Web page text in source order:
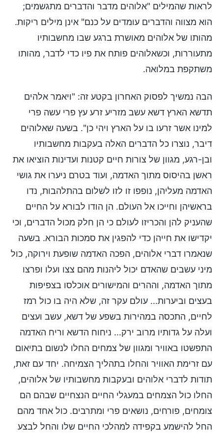
לראות שהמילים "אלוהים מדבר והדברים מתגשמים;
הוא מצווה והדברים עומדים על כנם" אינן מילים ריקות.
מהותו של אלוהים מאושרת ברגע שבו מחשבותיו
מתעוררות, וכשאלוהים פותח את פיו כדי לדבר, מהותו
משתקפת במלואה.
הבה נמשיך לפסוק האחרון בקטע זה: "ויאמר אלהים
תדשא הארץ דשא עשב מזריע זרע עץ פרי עשה פרי
למינו אשר זרעו בו על הארץ ויהי כן". בשעה שאלוהים
דיבר, נוצרו כל הדברים האלה בעקבות מחשבותיו
ובן-רגע, מגוון של צורות חיים קטנות ועדינות הוציאו את
ראשן בהיסוס מתוך האדמה, ועוד בטרם ניערו את גושי
האדמה מעליהן, נופפו זו לזו לשלום בהתלהבות, נדו
בראשיהן וחייכו אל העולם. הן הודו לבורא על החיים
שהעניק להן והכריזו לעולם כי הן חלק מכול הדברים, וכי
יקדישו את חייהן כדי להפגין את סמכות הבורא. בשעה
שנאמרו דברי אלוהים, הפכה האדמה שופעת וירוקה, כול
מיני עשבים שהאדם יכול ליהנות מהם צצו ועלו ופרצו
מתוך האדמה, וההרים והמישורים אוכלסו בצפיפות
בעצים וביערות... עולם עקר זה, שלא היה בו כול רמז
לחיים, התכסה במהירות בשפע של דשא, עשב ועצים
ועלה על גדותיו מרוב ירק... ניחוח הדשא וריח האדמה
התפשטו באוויר ומגוון של צמחים החלו לנשום בתיאום
עם זרימת האוויר והחלו בתהליך הצמיחה. יחד עם זאת,
תודות לדברי אלוהים ובעקבות מחשבותיו של אלוהים,
החלו כול הצמחים במעגלי החיים הנצחיים שבהם הם
צומחים, פורחים, נושאים פרי ומתרבים. כול אחד מהם
החל להישמע בקפידה למהלכי החיים שלו והחל לבצע